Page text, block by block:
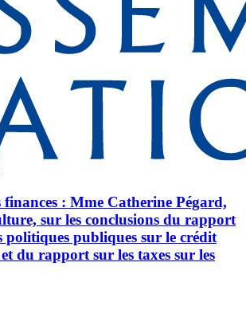
finances : Mme Catherine Pégard,
sur les conclusions du rapport
politiques publiques sur le crédit
du rapport sur les taxes sur les